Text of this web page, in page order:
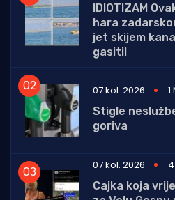
IDIOTIZAM
hara
jet skijem
gasiti!
07 kol. 2026
1
Stigle
goriva
07 kol. 2026
Cajka koja